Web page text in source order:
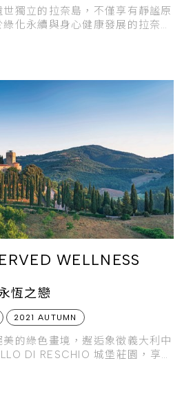
獨立的拉奈島，不僅享有靜謐原
化永續與身心健康發展的拉奈
WELLNESS
恆之戀
2021 AUTUMN
的綠色畫境，邂逅象徵義大利中
DI RESCHIO 城堡莊園，享受